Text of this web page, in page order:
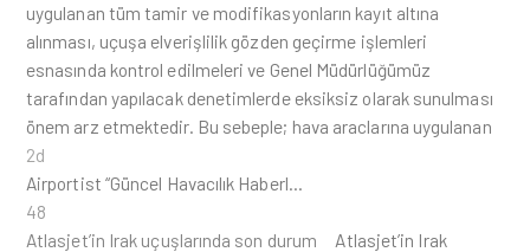
uygulanan tüm tamir ve modifikasyonların kayıt altına
alınması, uçuşa elverişlilik gözden geçirme işlemleri
esnasında kontrol edilmeleri ve Genel Müdürlüğümüz
tarafından yapılacak denetimlerde eksiksiz olarak sunulması
önem arz etmektedir. Bu sebeple; hava araclarına uygulanan
2d
Airportist “Güncel Havacılık Haberl…
48
Atlasjet’in Irak uçuşlarında son durum
Atlasjet’in Irak